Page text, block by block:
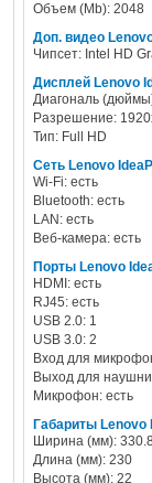
Объем (Mb): 2048
Доп. видео
Чипсет: Intel HD
Дисплей Lenovo
Диагональ
Разрешение:
Тип: Full HD
Сеть Lenovo
Wi-Fi: есть
Bluetooth: есть
LAN: есть
Веб-камера: есть
Порты Lenovo
HDMI: есть
RJ45: есть
USB 2.0: 1
USB 3.0: 2
Вход для
Выход для
Микрофон: есть
Габариты Lenovo
Ширина (мм): 330.8
Длина (мм): 230
Высота (мм): 22